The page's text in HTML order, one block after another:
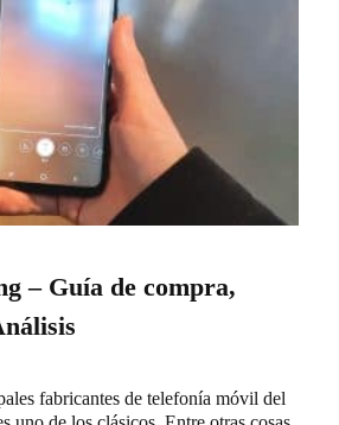
– Guía de compra,
fabricantes de telefonía móvil del